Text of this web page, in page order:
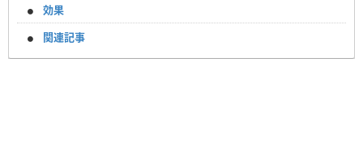
効果
関連記事